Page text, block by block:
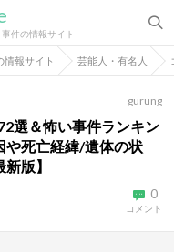
件の情報サイト
報サイト 芸能人・有名人
gurung
選＆怖い事件ランキン
や死亡経緯/遺体の状
版】
0
コメント